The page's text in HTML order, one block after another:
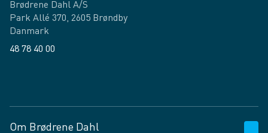
Brødrene Dahl A/S
Park Allé 370, 2605 Brøndby
Danmark
48 78 40 00
Om Brødrene Dahl